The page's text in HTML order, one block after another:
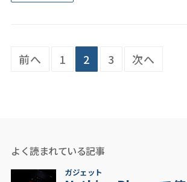
投
ー
ジ
前へ 1 2 3 次へ
よく読まれている記事